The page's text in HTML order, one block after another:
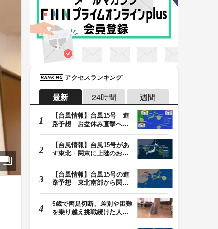
アクセスランキング
最新 24時間 週間
【台風情報】台風15号 進
路予想 お盆休み直撃へ
【台風情報】台風15号があ
す東北・関東に上陸のおそ
【台風情報】台風15号の進
路予想 東北南部から関東
5歳で両足切断、差別や困難
を乗り越え挑戦続けた人